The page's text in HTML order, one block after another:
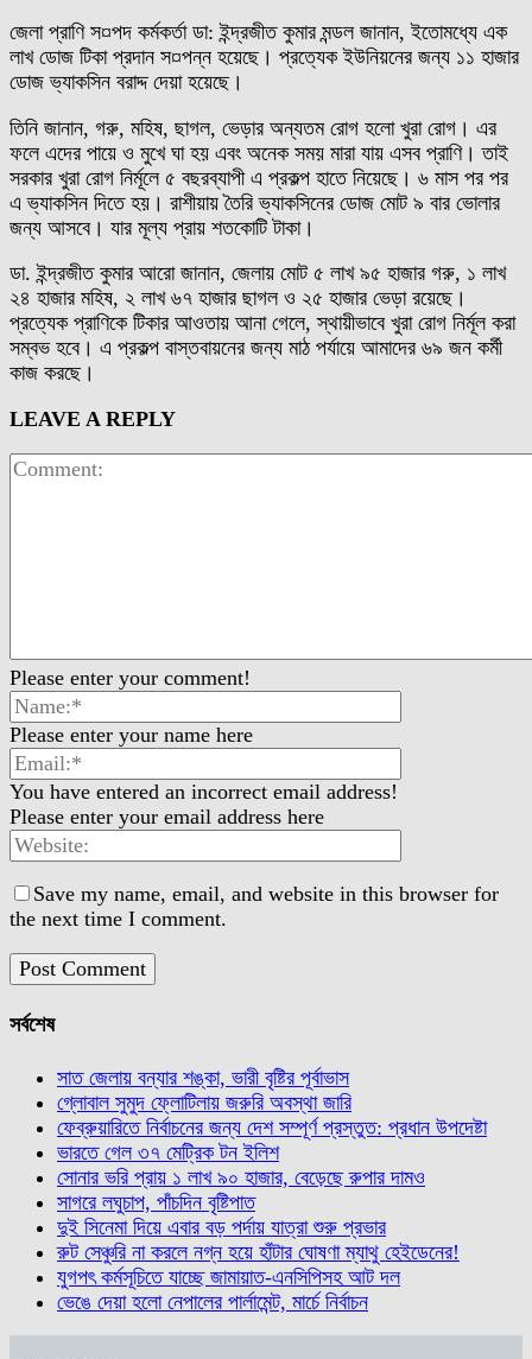
জেলা প্রাণি স¤পদ কর্মকর্তা ডা: ইন্দ্রজীত কুমার মন্ডল জানান, ইতোমধ্যে এক
লাখ ডোজ টিকা প্রদান স¤পন্ন হয়েছে। প্রত্যেক ইউনিয়নের জন্য ১১ হাজার
ডোজ ভ্যাকসিন বরাদ্দ দেয়া হয়েছে।
তিনি জানান, গরু, মহিষ, ছাগল, ভেড়ার অন্যতম রোগ হলো খুরা রোগ। এর
ফলে এদের পায়ে ও মুখে ঘা হয় এবং অনেক সময় মারা যায় এসব প্রাণি। তাই
সরকার খুরা রোগ নির্মূলে ৫ বছরব্যাপী এ প্রকল্প হাতে নিয়েছে। ৬ মাস পর পর
এ ভ্যাকসিন দিতে হয়। রাশীয়ায় তৈরি ভ্যাকসিনের ডোজ মোট ৯ বার ভোলার
জন্য আসবে। যার মূল্য প্রায় শতকোটি টাকা।
ডা. ইন্দ্রজীত কুমার আরো জানান, জেলায় মোট ৫ লাখ ৯৫ হাজার গরু, ১ লাখ
২৪ হাজার মহিষ, ২ লাখ ৬৭ হাজার ছাগল ও ২৫ হাজার ভেড়া রয়েছে।
প্রত্যেক প্রাণিকে টিকার আওতায় আনা গেলে, স্থায়ীভাবে খুরা রোগ নির্মূল করা
সম্বভ হবে। এ প্রকল্প বাস্তবায়নের জন্য মাঠ পর্যায়ে আমাদের ৬৯ জন কর্মী
কাজ করছে।
LEAVE A REPLY
Please enter your comment!
Please enter your name here
You have entered an incorrect email address!
Please enter your email address here
Save my name, email, and website in this browser for
the next time I comment.
সর্বশেষ
সাত জেলায় বন্যার শঙ্কা, ভারী বৃষ্টির পূর্বাভাস
গ্লোবাল সুমুদ ফ্লোটিলায় জরুরি অবস্থা জারি
ফেব্রুয়ারিতে নির্বাচনের জন্য দেশ সম্পূর্ণ প্রস্তুত: প্রধান উপদেষ্টা
ভারতে গেল ৩৭ মেট্রিক টন ইলিশ
সোনার ভরি প্রায় ১ লাখ ৯০ হাজার, বেড়েছে রুপার দামও
সাগরে লঘুচাপ, পাঁচদিন বৃষ্টিপাত
দুই সিনেমা দিয়ে এবার বড় পর্দায় যাত্রা শুরু প্রভার
রুট সেঞ্চুরি না করলে নগ্ন হয়ে হাঁটার ঘোষণা ম্যাথু হেইডেনের!
যুগপৎ কর্মসূচিতে যাচ্ছে জামায়াত-এনসিপিসহ আট দল
ভেঙে দেয়া হলো নেপালের পার্লামেন্ট, মার্চে নির্বাচন